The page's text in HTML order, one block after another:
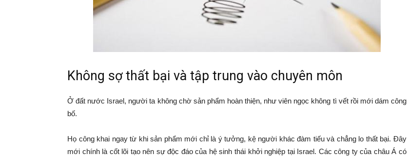
Không sợ thất bại và tập trung vào chuyên môn
Ở đất nước Israel, người ta không chờ sản phẩm hoàn thiện, như viên ngọc không tì vết rồi mới dám công
bố.
Họ công khai ngay từ khi sản phẩm mới chỉ là ý tưởng, kệ người khác đàm tiếu và chẳng lo thất bại. Đây
mới chính là cốt lõi tạo nên sự độc đáo của hệ sinh thái khởi nghiệp tại Israel. Các công ty của châu Á có